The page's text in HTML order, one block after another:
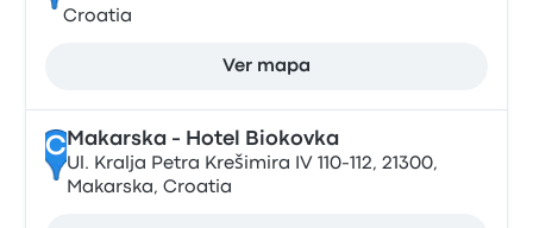
Croatia
Ver mapa
CMakarska - Hotel Biokovka
Ul. Kralja Petra Krešimira IV 110-112, 21300,
Makarska, Croatia